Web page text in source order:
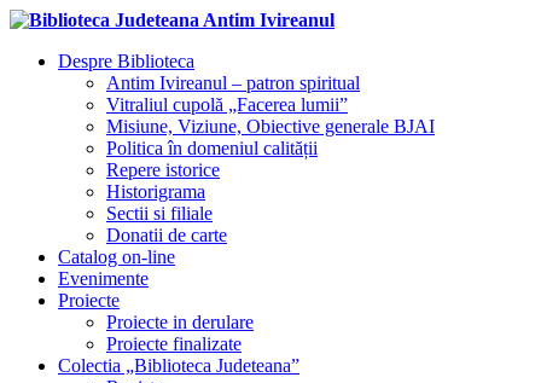
Despre Biblioteca
Antim Ivireanul – patron spiritual
Vitraliul cupolă „Facerea lumii”
Misiune, Viziune, Obiective generale BJAI
Politica în domeniul calității
Repere istorice
Historigrama
Sectii si filiale
Donatii de carte
Catalog on-line
Evenimente
Proiecte
Proiecte in derulare
Proiecte finalizate
Colectia „Biblioteca Judeteana”